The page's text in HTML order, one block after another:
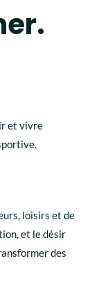
et vivre
loisirs et de
et le désir
des